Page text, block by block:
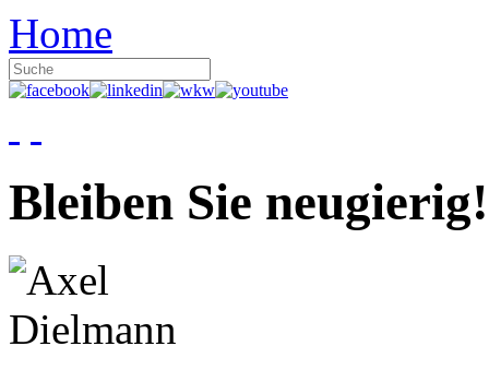
Home
Bleiben Sie neugierig!